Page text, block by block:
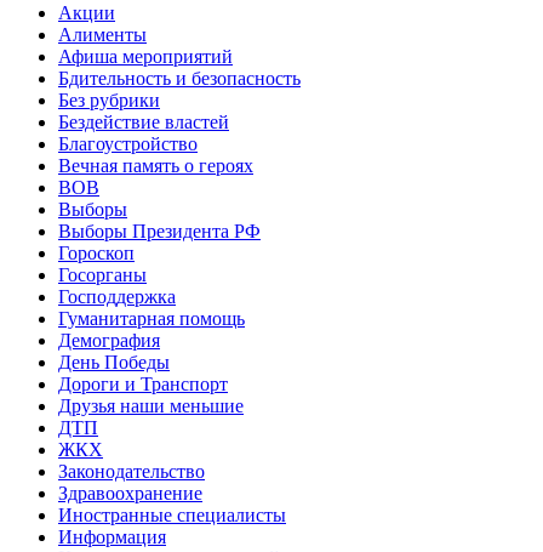
Акции
Алименты
Афиша мероприятий
Бдительность и безопасность
Без рубрики
Бездействие властей
Благоустройство
Вечная память о героях
ВОВ
Выборы
Выборы Президента РФ
Гороскоп
Госорганы
Господдержка
Гуманитарная помощь
Демография
День Победы
Дороги и Транспорт
Друзья наши меньшие
ДТП
ЖКХ
Законодательство
Здравоохранение
Иностранные специалисты
Информация